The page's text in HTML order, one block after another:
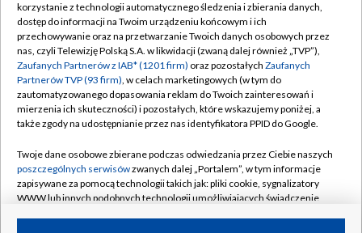
TVP
Abonament TVP
Emisja w TVP
Centrum informacji TVP
Naziemna Telewizja Cyfrowa
Rada Programowa
System NOS
Informacje o nadawcy
Regulamin TVP
Polityka prywatności
Moje zgody
Pomoc
Kontakt
Kanały
korzystanie z technologii automatycznego śledzenia i zbierania danych,
dostęp do informacji na Twoim urządzeniu końcowym i ich
przechowywanie oraz na przetwarzanie Twoich danych osobowych przez
nas, czyli Telewizję Polską S.A. w likwidacji (zwaną dalej również „TVP”),
Zaufanych Partnerów z IAB* (1201 firm) oraz pozostałych Zaufanych
Partnerów TVP (93 firm), w celach marketingowych (w tym do
zautomatyzowanego dopasowania reklam do Twoich zainteresowań i
mierzenia ich skuteczności) i pozostałych, które wskazujemy poniżej, a
także zgody na udostępnianie przez nas identyfikatora PPID do Google.
Twoje dane osobowe zbierane podczas odwiedzania przez Ciebie naszych
poszczególnych serwisówzwanych dalej „Portalem”, w tym informacje
zapisywane za pomocą technologii takich jak: pliki cookie, sygnalizatory
WWW lub innych podobnych technologii umożliwiających świadczenie